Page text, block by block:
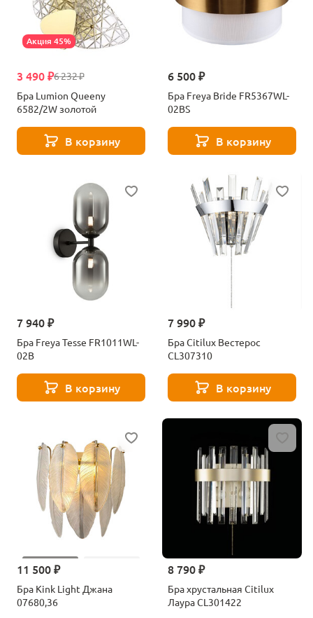
Акция 45%
6 232 ₽
3 490 ₽
Бра Lumion Queeny
6582/2W золотой
В корзину
6 500 ₽
Бра Freya Bride FR5367WL-
02BS
В корзину
7 940 ₽
Бра Freya Tesse FR1011WL-
02B
В корзину
7 990 ₽
Бра Citilux Вестерос
CL307310
В корзину
11 500 ₽
Бра Kink Light Джана
07680,36
8 790 ₽
Бра хрустальная Citilux
Лаура CL301422